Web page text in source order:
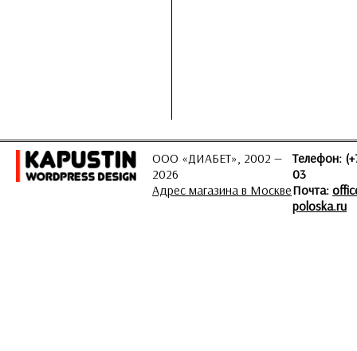
ООО «ДИАБЕТ», 2002 —
2026
Адрес магазина в Москве
Телефон:
03
Почта:
poloska.ru